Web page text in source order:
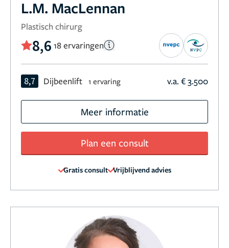
L.M. MacLennan
Plastisch chirurg
8,6 18 ervaringen
8,7 Dijbeenlift 1 ervaring v.a. € 3.500
Meer informatie
Plan een consult
Gratis consult Vrijblijvend advies